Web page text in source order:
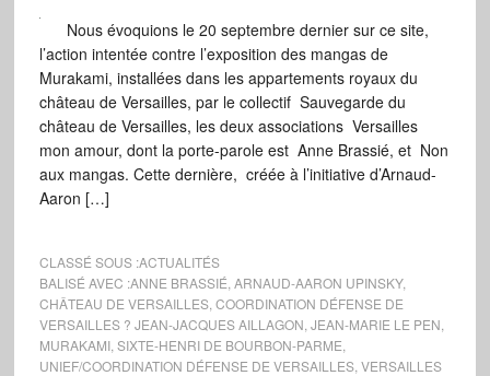
Nous évoquions le 20 septembre dernier sur ce site,
l’action intentée contre l’exposition des mangas de
Murakami, installées dans les appartements royaux du
château de Versailles, par le collectif Sauvegarde du
château de Versailles, les deux associations Versailles
mon amour, dont la porte-parole est Anne Brassié, et Non
aux mangas. Cette dernière, créée à l’initiative d’Arnaud-
Aaron […]
CLASSÉ SOUS :ACTUALITÉS
BALISÉ AVEC :ANNE BRASSIÉ ARNAUD-AARON UPINSKY,
CHÂTEAU DE VERSAILLES, COORDINATION DÉFENSE DE
VERSAILLES ? JEAN-JACQUES AILLAGON JEAN-MARIE LE PEN
MURAKAMI, SIXTE-HENRI DE BOURBON-PARME
UNIEF/COORDINATION DÉFENSE DE VERSAILLES, VERSAILLES